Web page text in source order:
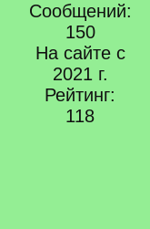
Сообщений:
150
На сайте с
2021 г.
Рейтинг:
118